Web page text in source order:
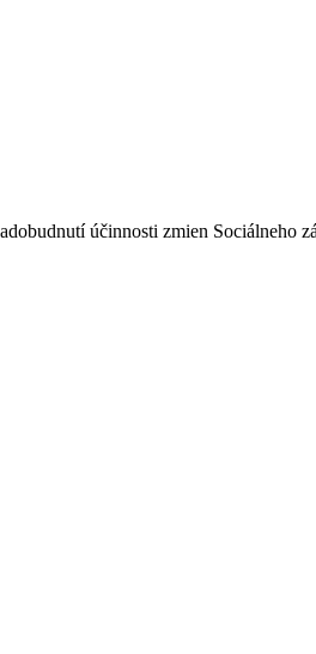
účinnosti zmien Sociálneho